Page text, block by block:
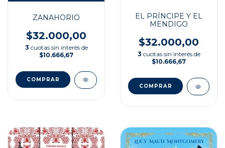
ZANAHORIO
$32.000,00
3 cuotas sin interés de
$10.666,67
EL PRÍNCIPE Y EL
MENDIGO
$32.000,00
3 cuotas sin interés de
$10.666,67